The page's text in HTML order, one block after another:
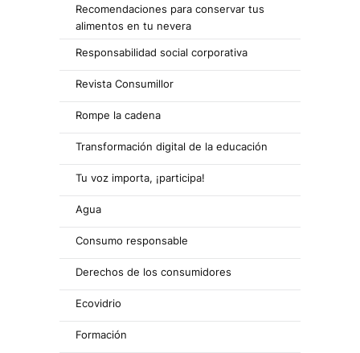
Recomendaciones para conservar tus
alimentos en tu nevera
Responsabilidad social corporativa
Revista Consumillor
Rompe la cadena
Transformación digital de la educación
Tu voz importa, ¡participa!
Agua
Consumo responsable
Derechos de los consumidores
Ecovidrio
Formación